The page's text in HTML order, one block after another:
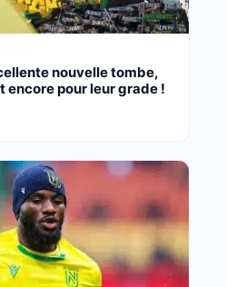
nouvelle tombe,
encore pour leur grade !